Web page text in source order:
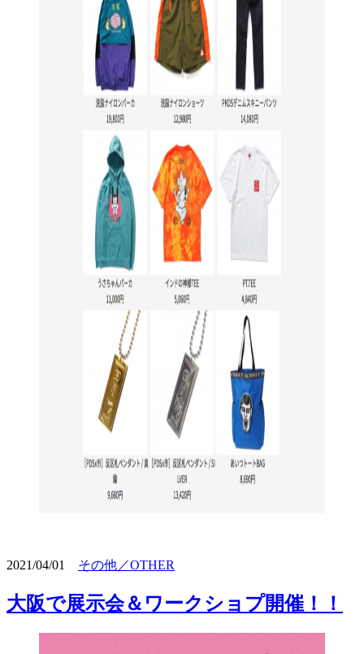
2021/04/01 その他／OTHER
大阪で展示会＆ワークショプ開催！！